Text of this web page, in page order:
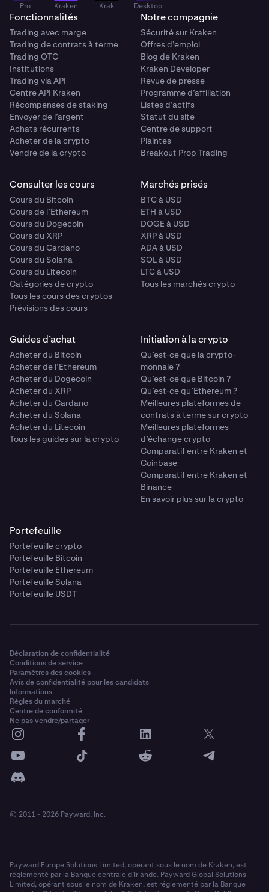
Pro Kraken Krak Desktop
Fonctionnalités
Trading avec marge
Trading de contrats à terme
Trading OTC
Institutions
Trading via API
Centre API Kraken
Récompenses de staking
Envoyer de l’argent
Achats récurrents
Acheter de la crypto
Vendre de la crypto
Notre compagnie
Sécurité sur Kraken
Offres d’emploi
Blog de Kraken
Kraken Developer
Revue de presse
Programme d’affiliation
Listes d’actifs
Statut du site
Centre de support
Plaintes
Breakout Prop Trading
Consulter les cours
Cours du Bitcoin
Cours de l’Ethereum
Cours du Dogecoin
Cours du XRP
Cours du Cardano
Cours du Solana
Cours du Litecoin
Catégories de crypto
Tous les cours des cryptos
Prévisions des cours
Marchés prisés
BTC à USD
ETH à USD
DOGE à USD
XRP à USD
ADA à USD
SOL à USD
LTC à USD
Tous les marchés crypto
Guides d’achat
Acheter du Bitcoin
Acheter de l’Ethereum
Acheter du Dogecoin
Acheter du XRP
Acheter du Cardano
Acheter du Solana
Acheter du Litecoin
Tous les guides sur la crypto
Initiation à la crypto
Qu’est-ce que la crypto-
monnaie ?
Qu’est-ce que Bitcoin ?
Qu’est-ce qu’Ethereum ?
Meilleures plateformes de
contrats à terme sur crypto
Meilleures plateformes
d’échange crypto
Comparatif entre Kraken et
Coinbase
Comparatif entre Kraken et
Binance
En savoir plus sur la crypto
Portefeuille
Portefeuille crypto
Portefeuille Bitcoin
Portefeuille Ethereum
Portefeuille Solana
Portefeuille USDT
Déclaration de confidentialité
Conditions de service
Paramètres des cookies
Avis de confidentialité pour les candidats
Informations
Règles du marché
Centre de conformité
Ne pas vendre/partager
© 2011 - 2026 Payward, Inc.
Payward Europe Solutions Limited, opérant sous le nom de Kraken, est
réglementé par la Banque centrale d’Irlande. Payward Global Solutions
Limited, opérant sous le nom de Kraken, est réglementé par la Banque